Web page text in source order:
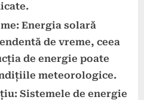
Energia solară
de vreme, ceea
de energie poate
meteorologice.
Sistemele de energie